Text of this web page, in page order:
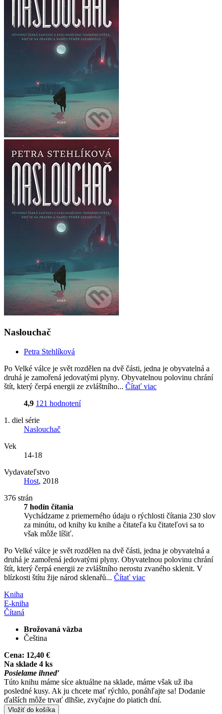
Naslouchač
Petra Stehlíková
Po Velké válce je svět rozdělen na dvě části, jedna je obyvatelná a
druhá je zamořená jedovatými plyny. Obyvatelnou polovinu chrání
štít, který čerpá energii ze zvláštního... Čítať viac
4,9 121 hodnotení
1. diel série
Naslouchač
Vek
14-18
Vydavateľstvo
Host, 2018
376 strán
7 hodín čítania
Vychádzame z priemerného údaju o rýchlosti čítania 230 slov
za minútu, od knihy ku knihe a čitateľa ku čitateľovi sa to
však môže líšiť.
Po Velké válce je svět rozdělen na dvě části, jedna je obyvatelná a
druhá je zamořená jedovatými plyny. Obyvatelnou polovinu chrání
štít, který čerpá energii ze zvláštního nerostu zvaného sklenit. V
blízkosti štítu žije národ sklenařů... Čítať viac
Kniha
E-kniha
Čítaná
Brožovaná väzba
Čeština
Cena: 12,40 €
Na sklade 4 ks
Posielame ihneď
Túto knihu máme síce aktuálne na sklade, máme však už iba
posledné kusy. Ak ju chcete mať rýchlo, ponáhľajte sa! Dodanie
ďalších môže trvať dlhšie, zvyčajne do piatich dní.
Vložiť do košíka